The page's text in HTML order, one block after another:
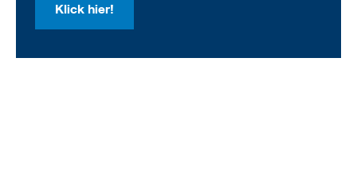
Klick hier!